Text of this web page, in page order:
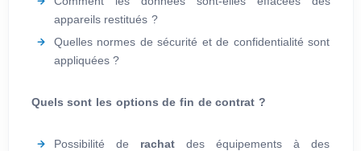
appareils restitués ?
Quelles normes de sécurité et de confidentialité sont
appliquées ?
Quels sont les options de fin de contrat ?
Possibilité de rachatdes équipements à des